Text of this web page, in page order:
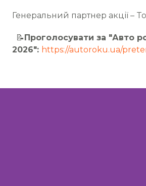
Генеральний партнер акції –
📝Проголосувати за "Авто
2026": https://autoroku.ua/